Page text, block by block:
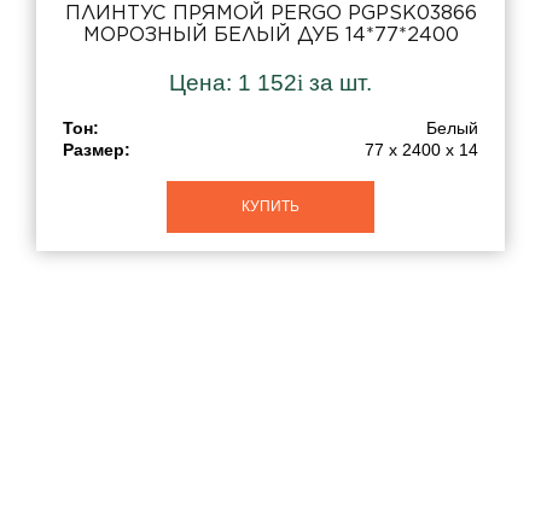
ПЛИНТУС ПРЯМОЙ PERGO PGPSK03866
МОРОЗНЫЙ БЕЛЫЙ ДУБ 14*77*2400
Цена: 1 152i за шт.
Тон:
Белый
Размер:
77 x 2400 x 14
КУПИТЬ